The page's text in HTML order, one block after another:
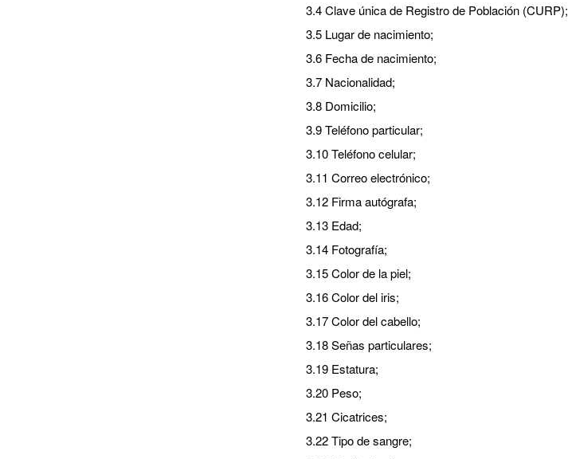
3.4 Clave única de Registro de Población (CURP);
3.5 Lugar de nacimiento;
3.6 Fecha de nacimiento;
3.7 Nacionalidad;
3.8 Domicilio;
3.9 Teléfono particular;
3.10 Teléfono celular;
3.11 Correo electrónico;
3.12 Firma autógrafa;
3.13 Edad;
3.14 Fotografía;
3.15 Color de la piel;
3.16 Color del iris;
3.17 Color del cabello;
3.18 Señas particulares;
3.19 Estatura;
3.20 Peso;
3.21 Cicatrices;
3.22 Tipo de sangre;